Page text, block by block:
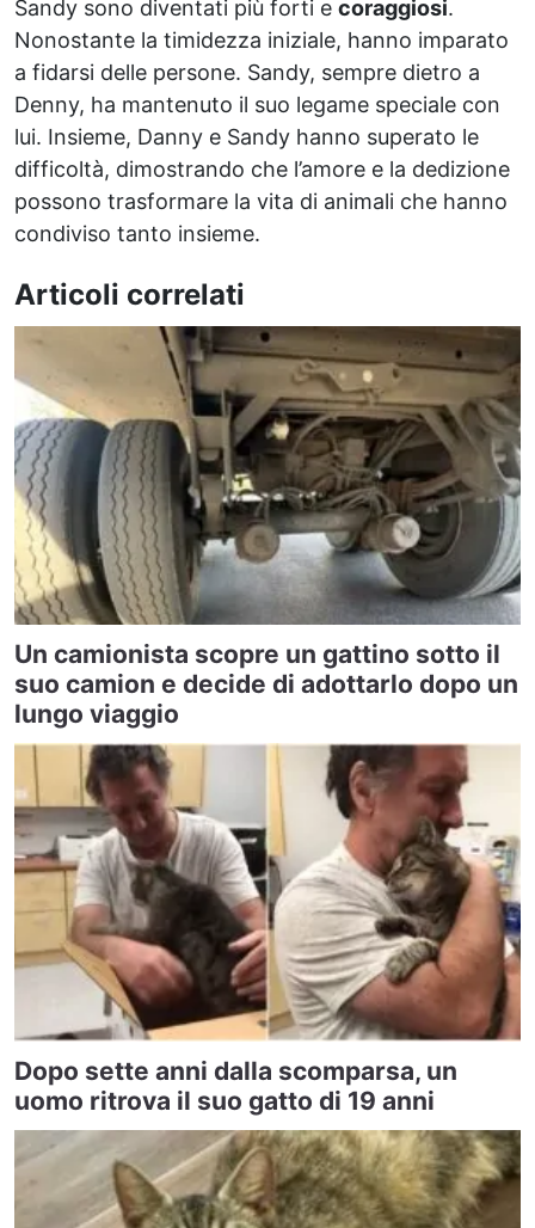
Sandy sono diventati più forti e coraggiosi.
Nonostante la timidezza iniziale, hanno imparato
a fidarsi delle persone. Sandy, sempre dietro a
Denny, ha mantenuto il suo legame speciale con
lui. Insieme, Danny e Sandy hanno superato le
difficoltà, dimostrando che l’amore e la dedizione
possono trasformare la vita di animali che hanno
condiviso tanto insieme.
Articoli correlati
Un camionista scopre un gattino sotto il
suo camion e decide di adottarlo dopo un
lungo viaggio
Dopo sette anni dalla scomparsa, un
uomo ritrova il suo gatto di 19 anni